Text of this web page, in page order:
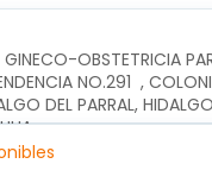
OBSTETRICIA
NO.291  ,
DEL PARRAL,